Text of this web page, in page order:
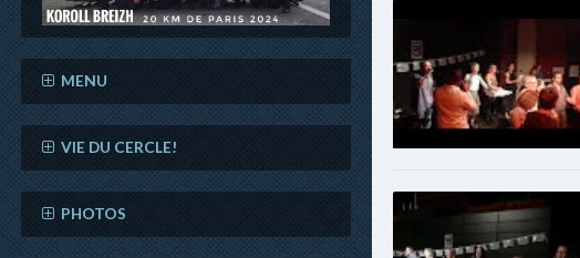
MENU
VIE DU CERCLE!
PHOTOS